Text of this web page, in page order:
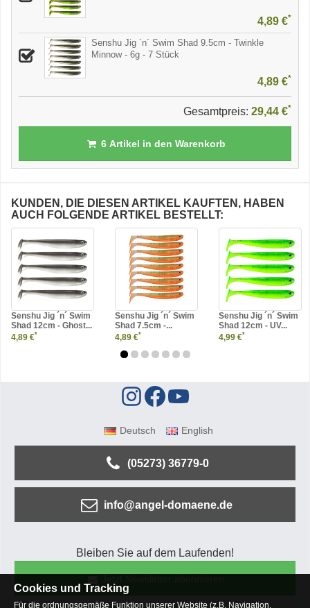
4,89 €*
Senshu Jig ´n´ Swim Shad 9.5cm - Twinkle
Minnow - 6g - 7 Stück
4,89 €*
Gesamtpreis: 29,44 €*
6Artikel in den Warenkorb
KUNDEN, DIE DIESEN ARTIKEL KAUFTEN, HABEN
AUCH FOLGENDE ARTIKEL BESTELLT:
Senshu Jig ´n´ Swim
Shad 12cm - Ghost...
4,89 €*
Senshu Jig ´n´ Swim
Shad 7.5cm -...
4,89 €*
Senshu Jig ´n´ Swim
Shad 12cm - UV...
4,99 €*
Deutsch English
(05273) 36779-0
info@angel-domaene.de
Bleiben Sie auf dem Laufenden!
Cookies und Tracking
Für die ordnungsgemäße Funktion unserer Website (z.B. Navigation,